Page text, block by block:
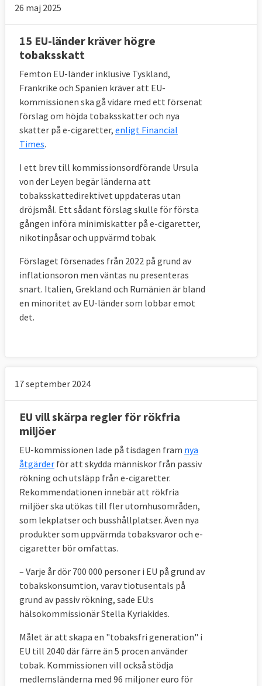
26 maj 2025
15 EU-länder kräver högre
tobaksskatt
Femton EU-länder inklusive Tyskland,
Frankrike och Spanien kräver att EU-
kommissionen ska gå vidare med ett försenat
förslag om höjda tobaksskatter och nya
skatter på e-cigaretter, enligt Financial
Times.
I ett brev till kommissionsordförande Ursula
von der Leyen begär länderna att
tobaksskattedirektivet uppdateras utan
dröjsmål. Ett sådant förslag skulle för första
gången införa minimiskatter på e-cigaretter,
nikotinpåsar och uppvärmd tobak.
Förslaget försenades från 2022 på grund av
inflationsoron men väntas nu presenteras
snart. Italien, Grekland och Rumänien är bland
en minoritet av EU-länder som lobbar emot
det.
17 september 2024
EU vill skärpa regler för rökfria
miljöer
EU-kommissionen lade på tisdagen fram nya
åtgärder för att skydda människor från passiv
rökning och utsläpp från e-cigaretter.
Rekommendationen innebär att rökfria
miljöer ska utökas till fler utomhusområden,
som lekplatser och busshållplatser. Även nya
produkter som uppvärmda tobaksvaror och e-
cigaretter bör omfattas.
– Varje år dör 700 000 personer i EU på grund av
tobakskonsumtion, varav tiotusentals på
grund av passiv rökning, sade EU:s
hälsokommissionär Stella Kyriakides.
Målet är att skapa en "tobaksfri generation" i
EU till 2040 där färre än 5 procen använder
tobak. Kommissionen vill också stödja
medlemsländerna med 96 miljoner euro för